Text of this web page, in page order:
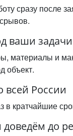
сразу после
ваши задачи
материалы и
объект.
всей России
в кратчайшие
до